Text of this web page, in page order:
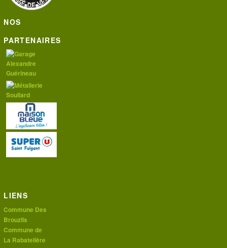
NOS
PARTENAIRES
LIENS
Commune Des
Brouzils
Commune de
La Rabatelière